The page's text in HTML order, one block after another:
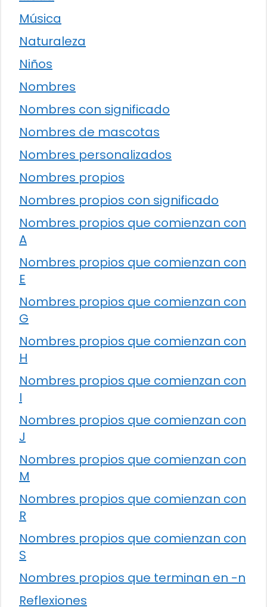
Música
Naturaleza
Niños
Nombres
Nombres con significado
Nombres de mascotas
Nombres personalizados
Nombres propios
Nombres propios con significado
Nombres propios que comienzan con
A
Nombres propios que comienzan con
E
Nombres propios que comienzan con
G
Nombres propios que comienzan con
H
Nombres propios que comienzan con
I
Nombres propios que comienzan con
J
Nombres propios que comienzan con
M
Nombres propios que comienzan con
R
Nombres propios que comienzan con
S
Nombres propios que terminan en -n
Reflexiones